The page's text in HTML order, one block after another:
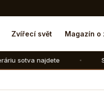
Zvířecí svět Magazín o
Suchozemské